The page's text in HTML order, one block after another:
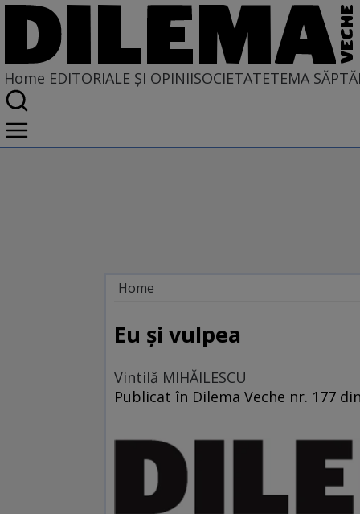
Home EDITORIALE ȘI OPINIISOCIETATETEMA
Home
TÎLC SHOW
Eu şi vulpea
Vintilă MIHĂILESCU
Publicat în Dilema Veche nr. 177